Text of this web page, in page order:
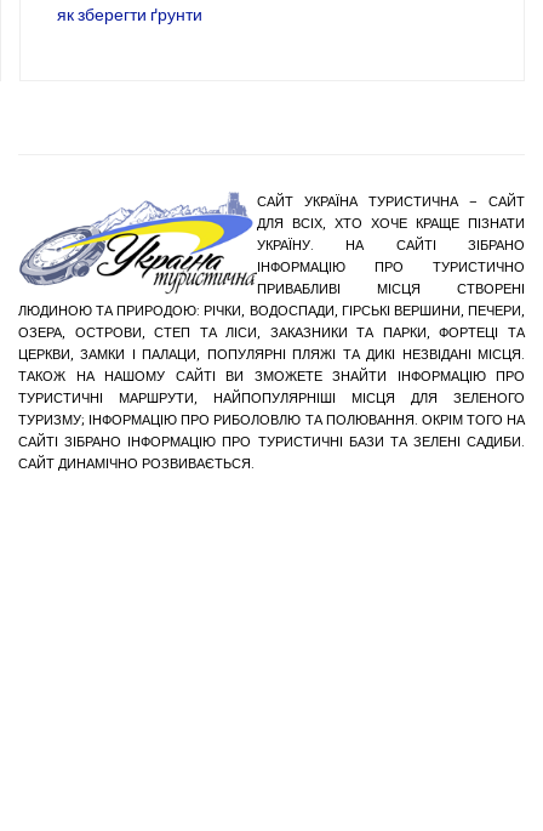
як зберегти ґрунти
САЙТ УКРАЇНА ТУРИСТИЧНА – САЙТ
ДЛЯ ВСІХ, ХТО ХОЧЕ КРАЩЕ ПІЗНАТИ
УКРАЇНУ. НА САЙТІ ЗІБРАНО
ІНФОРМАЦІЮ ПРО ТУРИСТИЧНО
ПРИВАБЛИВІ МІСЦЯ СТВОРЕНІ
ЛЮДИНОЮ ТА ПРИРОДОЮ: РІЧКИ, ВОДОСПАДИ, ГІРСЬКІ ВЕРШИНИ, ПЕЧЕРИ,
ОЗЕРА, ОСТРОВИ, СТЕП ТА ЛІСИ, ЗАКАЗНИКИ ТА ПАРКИ, ФОРТЕЦІ ТА
ЦЕРКВИ, ЗАМКИ І ПАЛАЦИ, ПОПУЛЯРНІ ПЛЯЖІ ТА ДИКІ НЕЗВІДАНІ МІСЦЯ.
ТАКОЖ НА НАШОМУ САЙТІ ВИ ЗМОЖЕТЕ ЗНАЙТИ ІНФОРМАЦІЮ ПРО
ТУРИСТИЧНІ МАРШРУТИ, НАЙПОПУЛЯРНІШІ МІСЦЯ ДЛЯ ЗЕЛЕНОГО
ТУРИЗМУ; ІНФОРМАЦІЮ ПРО РИБОЛОВЛЮ ТА ПОЛЮВАННЯ. ОКРІМ ТОГО НА
САЙТІ ЗІБРАНО ІНФОРМАЦІЮ ПРО ТУРИСТИЧНІ БАЗИ ТА ЗЕЛЕНІ САДИБИ.
САЙТ ДИНАМІЧНО РОЗВИВАЄТЬСЯ.